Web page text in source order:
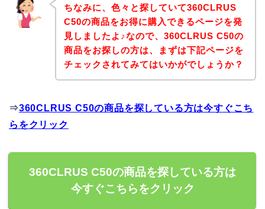
ちなみに、色々と探していて360CLRUS
C50の商品をお得に購入できるページを発
見しましたよ♪なので、360CLRUS C50の
商品をお探しの方は、まずは下記ページを
チェックされてみてはいかがでしょうか？
⇒360CLRUS C50の商品を探している方は今すぐこち
らをクリック
360CLRUS C50の商品を探している方は
今すぐこちらをクリック